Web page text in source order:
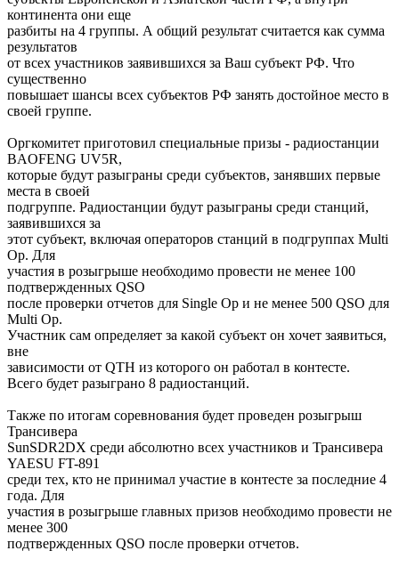
континента они еще
разбиты на 4 группы. А общий результат считается как сумма
результатов
от всех участников заявившихся за Ваш субъект РФ. Что
существенно
повышает шансы всех субъектов РФ занять достойное место в
своей группе.
Оргкомитет приготовил специальные призы - радиостанции
BAOFENG UV5R,
которые будут разыграны среди субъектов, занявших первые
места в своей
подгруппе. Радиостанции будут разыграны среди станций,
заявившихся за
этот субъект, включая операторов станций в подгруппах Multi
Op. Для
участия в розыгрыше необходимо провести не менее 100
подтвержденных QSO
после проверки отчетов для Single Op и не менее 500 QSO для
Multi Op.
Участник сам определяет за какой субъект он хочет заявиться,
вне
зависимости от QTH из которого он работал в контесте.
Всего будет разыграно 8 радиостанций.
Также по итогам соревнования будет проведен розыгрыш
Трансивера
SunSDR2DX среди абсолютно всех участников и Трансивера
YAESU FT-891
среди тех, кто не принимал участие в контесте за последние 4
года. Для
участия в розыгрыше главных призов необходимо провести не
менее 300
подтвержденных QSO после проверки отчетов.